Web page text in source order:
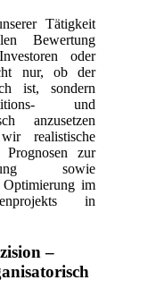
Tätigkeit
Bewertung
oder
nur, ob der
ist, sondern
und
anzusetzen
realistische
Prognosen zur
sowie
Optimierung im
in
–